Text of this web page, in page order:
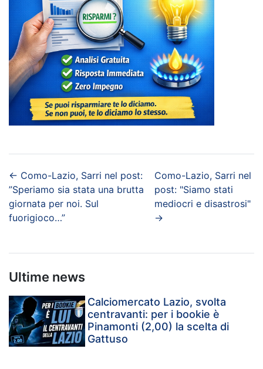
← Como-Lazio, Sarri nel post:
”Speriamo sia stata una brutta
giornata per noi. Sul
fuorigioco…”
Como-Lazio, Sarri nel
post: "Siamo stati
mediocri e disastrosi"
→
Ultime news
Calciomercato Lazio, svolta
centravanti: per i bookie è
Pinamonti (2,00) la scelta di
Gattuso